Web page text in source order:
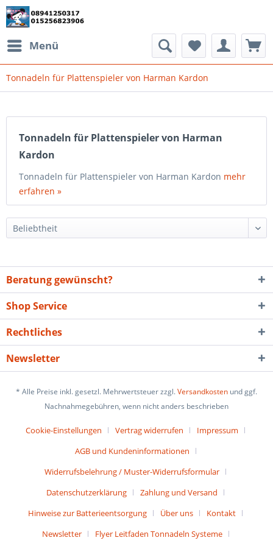
Menü
Tonnadeln für Plattenspieler von Harman Kardon
Tonnadeln für Plattenspieler von Harman
Kardon
Tonnadeln für Plattenspieler von Harman Kardon mehr
erfahren »
Beratung gewünscht?
Shop Service
Rechtliches
Newsletter
* Alle Preise inkl. gesetzl. Mehrwertsteuer zzgl.Versandkosten und ggf.
Nachnahmegebühren, wenn nicht anders beschrieben
Cookie-Einstellungen Vertrag widerrufen
Impressum
AGB und Kundeninformationen
Widerrufsbelehrung / Muster-Widerrufsformular
Datenschutzerklärung
Zahlung und Versand
Hinweise zur Batterieentsorgung
Über uns
Kontakt
Newsletter
Flyer Leitfaden Tonnadeln Systeme